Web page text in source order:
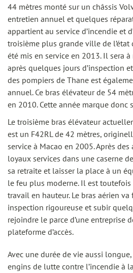
44 mètres monté sur un châssis
entretien annuel et quelques
appartient au service d’incendie et
troisième plus grande ville de l’état
été mis en service en 2013. Il sera
après quelques jours d’inspection et
des pompiers de Thane est
annuel. Ce bras élévateur de 54
en 2010. Cette année marque donc
Le troisième bras élévateur
est un F42RL de 42 mètres,
service à Macao en 2005. Après
loyaux services dans une caserne
sa retraite et laisser la place à un
le feu plus moderne. Il est
travail en hauteur. Le bras aérien va
inspection rigoureuse et subir
rejoindre le parce d’une entreprise
plateforme d’accès.
Avec une durée de vie aussi longue,
engins de lutte contre l’incendie à